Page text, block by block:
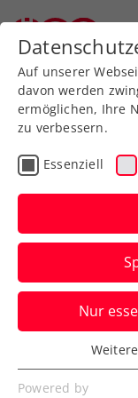
Zurück zur
Turniere
Drei
den
Alcaraz
Österreichs
Kitzbühel
Auf unserer
davon werden
ermöglichen, Ihre
zu verbessern.
Essenziell
Nur
Essenziell
Essenzielle
Powered by